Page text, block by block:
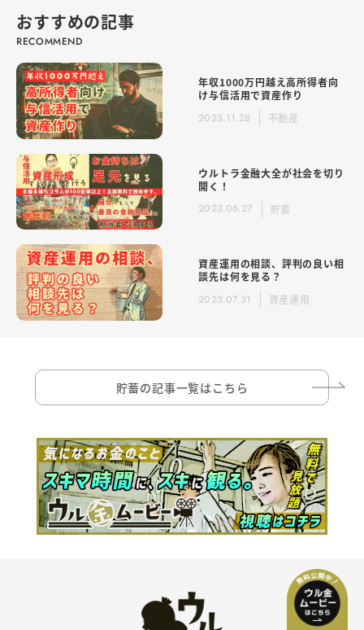
おすすめの記事
年収1000万円越え高所得者向
け与信活用で資産作り
2023.11.28 不動産
ウルトラ金融大全が社会を切り
開く！
2023.06.27 貯蓄
資産運用の相談、評判の良い相
談先は何を見る？
2023.07.31 資産運用
貯蓄の記事一覧はこちら